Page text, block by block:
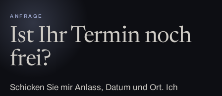
ANFRAGE
Ist Ihr Termin noch
frei?
Schicken Sie mir Anlass, Datum und Ort. Ich